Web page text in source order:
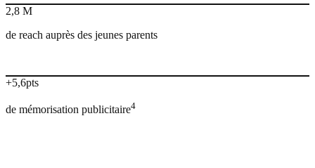
2,8 M
de reach auprès des jeunes parents
+5,6pts
de mémorisation publicitaire4